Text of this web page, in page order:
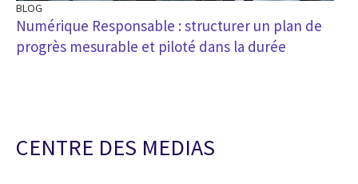
BLOG
Numérique Responsable : structurer un plan de
progrès mesurable et piloté dans la durée
CENTRE DES MEDIAS